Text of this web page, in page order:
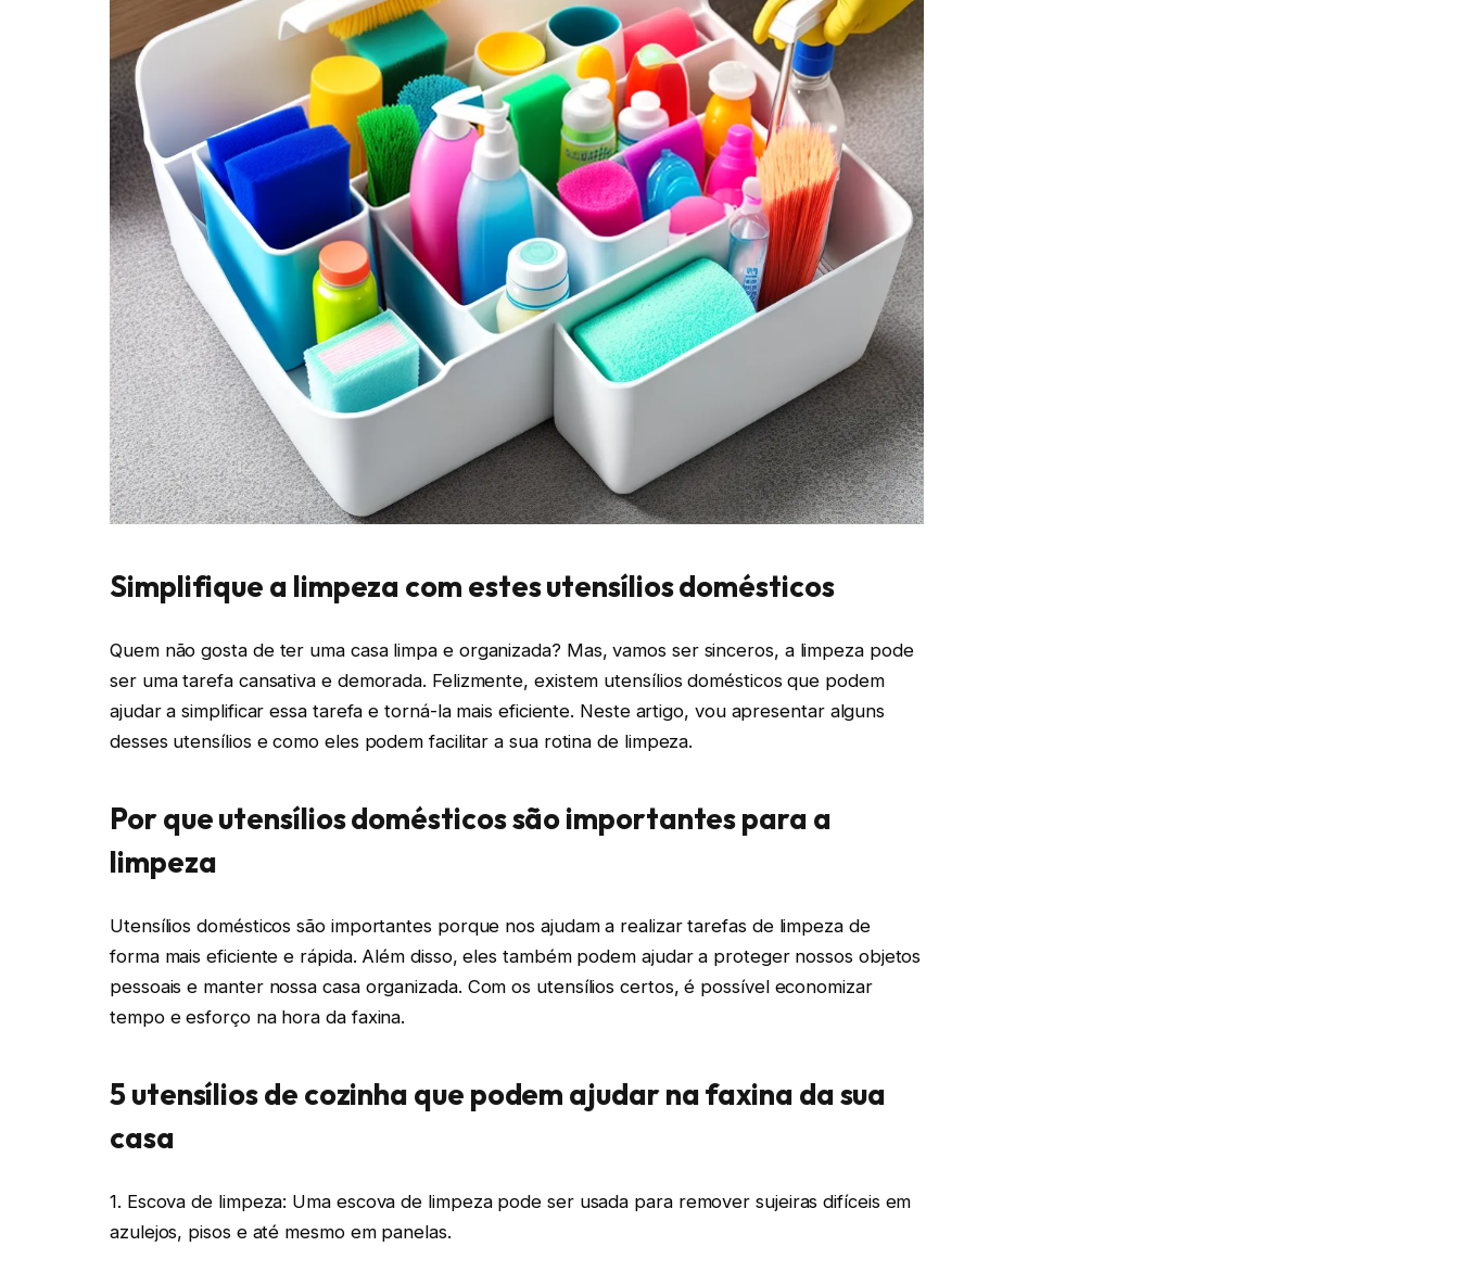
Simplifique a limpeza com estes utensílios domésticos
Quem não gosta de ter uma casa limpa e organizada? Mas, vamos ser sinceros, a limpeza pode
ser uma tarefa cansativa e demorada. Felizmente, existem utensílios domésticos que podem
ajudar a simplificar essa tarefa e torná-la mais eficiente. Neste artigo, vou apresentar alguns
desses utensílios e como eles podem facilitar a sua rotina de limpeza.
Por que utensílios domésticos são importantes para a
limpeza
Utensílios domésticos são importantes porque nos ajudam a realizar tarefas de limpeza de
forma mais eficiente e rápida. Além disso, eles também podem ajudar a proteger nossos objetos
pessoais e manter nossa casa organizada. Com os utensílios certos, é possível economizar
tempo e esforço na hora da faxina.
5 utensílios de cozinha que podem ajudar na faxina da sua
casa
1. Escova de limpeza: Uma escova de limpeza pode ser usada para remover sujeiras difíceis em
azulejos, pisos e até mesmo em panelas.